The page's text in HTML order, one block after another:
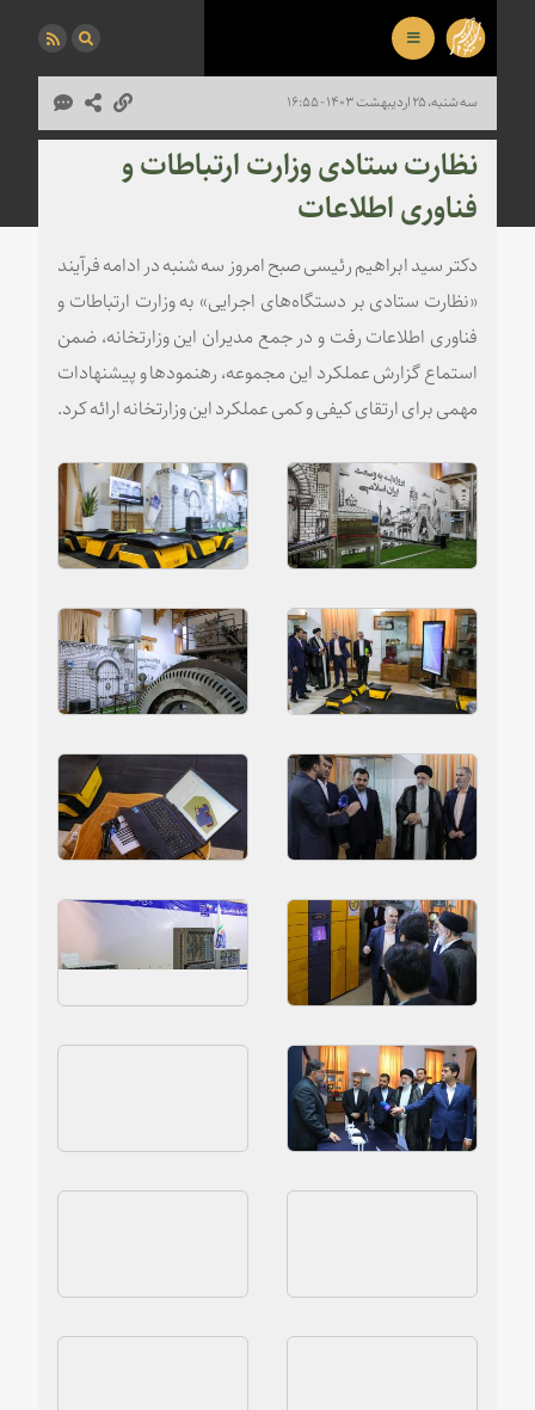
سه شنبه، ۲۵ اردیبهشت ۱۴۰۳ - ۱۶:۵۵
نظارت ستادی وزارت ارتباطات و
فناوری اطلاعات
دکتر سید ابراهیم رئیسی صبح امروز سه شنبه در ادامه فرآیند
«نظارت ستادی بر دستگاه‌های اجرایی» به وزارت ارتباطات و
فناوری اطلاعات رفت و در جمع مدیران این وزارتخانه، ضمن
استماع گزارش عملکرد این مجموعه، رهنمودها و پیشنهادات
مهمی برای ارتقای کیفی و کمی عملکرد این وزارتخانه ارائه کرد.